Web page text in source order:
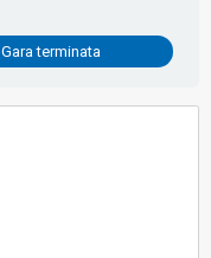
Gara terminata